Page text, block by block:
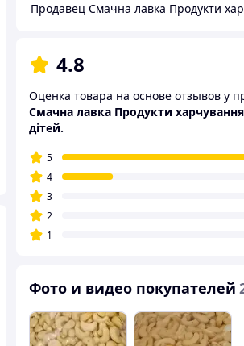
Продавец Смачна лавка Продукти
4.8
Оценка товара на основе отзывов у
Смачна лавка Продукти
дітей.
5
4
3
2
1
Фото и видео покупателей